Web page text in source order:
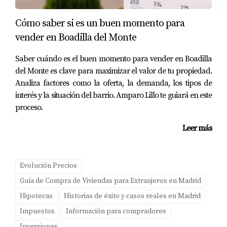
rápidamente, sino también sentirse seguros durante todo
el proceso. Otro ejemplo fue un joven profesional
británico interesado en invertir en propiedades para
alquiler turístico. Amparo le proporcionó información
valiosa sobre las regulaciones locales y le ayudó a cerrar
una excelente oferta en un barrio emergente. Su
capacidad para proteger los intereses del cliente desde
el primer momento fue clave para su éxito. Amparo ha
demostrado repetidamente su compromiso con sus
complejidades legales e inmobiliarias españolas, lo cual
es invaluable para quienes compran desde fuera del
país.
CONCLUSIÓN
Cómo saber si es un buen momento para
vender en Boadilla del Monte
Saber cuándo es el buen momento para vender en Boadilla
del Monte es clave para maximizar el valor de tu propiedad.
Analiza factores como la oferta, la demanda, los tipos de
interés y la situación del barrio. Amparo Lillo te guiará en este
proceso.
Leer más
Evolución Precios
Guía de Compra de Viviendas para Extranjeros en Madrid
Hipotecas
Historias de éxito y casos reales en Madrid
Impuestos
Información para compradores